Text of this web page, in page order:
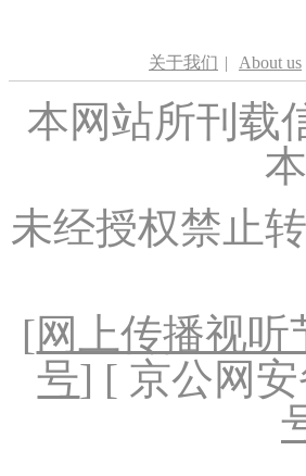
关于我们 | About us
本网站所刊载
未经授权禁止
[网上传播视听
号] [ 京公网安